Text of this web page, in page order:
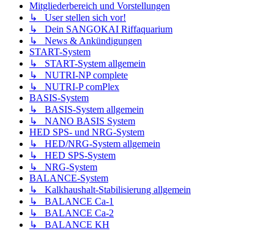
Mitgliederbereich und Vorstellungen
↳ User stellen sich vor!
↳ Dein SANGOKAI Riffaquarium
↳ News & Ankündigungen
START-System
↳ START-System allgemein
↳ NUTRI-NP complete
↳ NUTRI-P comPlex
BASIS-System
↳ BASIS-System allgemein
↳ NANO BASIS System
HED SPS- und NRG-System
↳ HED/NRG-System allgemein
↳ HED SPS-System
↳ NRG-System
BALANCE-System
↳ Kalkhaushalt-Stabilisierung allgemein
↳ BALANCE Ca-1
↳ BALANCE Ca-2
↳ BALANCE KH